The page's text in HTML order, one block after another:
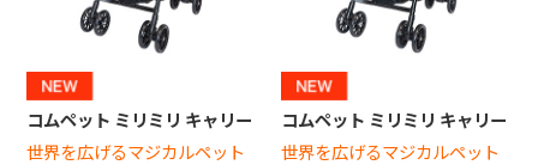
コムペット ミリミリ キャリー
世界を広げるマジカルペット
コムペット ミリミリ キャリー
世界を広げるマジカルペット